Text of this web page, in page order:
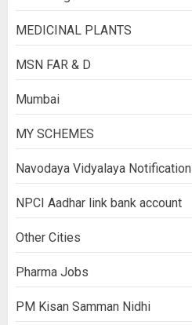
MEDICINAL PLANTS
MSN FAR & D
Mumbai
MY SCHEMES
Navodaya Vidyalaya Notification
NPCI Aadhar link bank account
Other Cities
Pharma Jobs
PM Kisan Samman Nidhi